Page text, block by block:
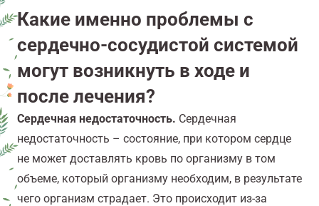
Какие именно проблемы с
сердечно-сосудистой системой
могут возникнуть в ходе и
после лечения?
Сердечная недостаточность. Сердечная
недостаточность – состояние, при котором сердце
не может доставлять кровь по организму в том
объеме, который организму необходим, в результате
чего организм страдает. Это происходит из-за